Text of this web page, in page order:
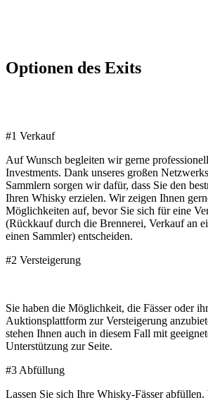
Optionen des Exits
#1 Verkauf
Auf Wunsch begleiten wir gerne
Investments. Dank unseres großen
Sammlern sorgen wir dafür, dass Sie den
Ihren Whisky erzielen. Wir zeigen Ihnen
Möglichkeiten auf, bevor Sie sich für eine
(Rückkauf durch die Brennerei, Verkauf an
einen Sammler) entscheiden.
#2 Versteigerung
Sie haben die Möglichkeit, die Fässer oder
Auktionsplattform zur Versteigerung
stehen Ihnen auch in diesem Fall mit
Unterstützung zur Seite.
#3 Abfüllung
Lassen Sie sich Ihre Whisky-Fässer abfüllen.